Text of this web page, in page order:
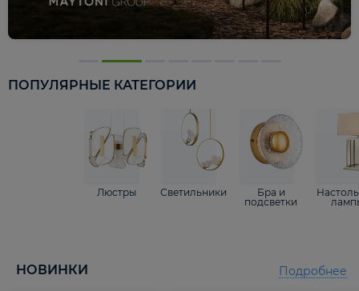
ПОПУЛЯРНЫЕ КАТЕГОРИИ
Люстры Светильники
Бра и
подсветки
НОВИНКИ Подробнее